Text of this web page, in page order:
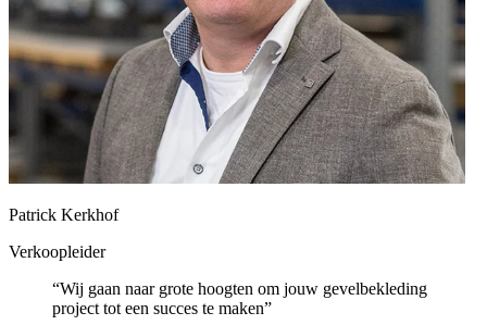
Patrick Kerkhof
Verkoopleider
“Wij gaan naar grote hoogten om jouw gevelbekleding
project tot een succes te maken”